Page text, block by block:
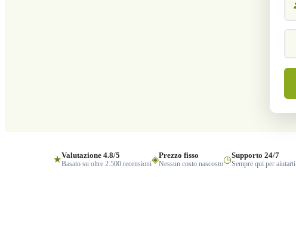
★Valutazione 4.8/5
Basato su oltre 2.500 recensioni◈Prezzo fisso
Nessun costo nascosto◷Supporto 24/7
Sempre qui per aiutarti